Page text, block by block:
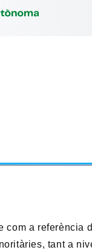
com a referència
tant a